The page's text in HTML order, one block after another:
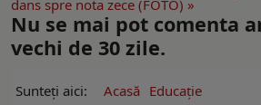
dans spre nota zece (FOTO) »
Nu se mai pot comenta
vechi de 30 zile.
Sunteți aici: Acasă Educație